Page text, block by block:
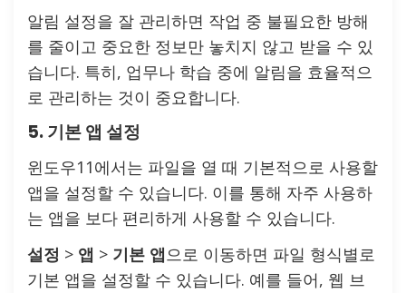
알림 설정을 잘 관리하면 작업 중 불필요한 방해
를 줄이고 중요한 정보만 놓치지 않고 받을 수 있
습니다. 특히, 업무나 학습 중에 알림을 효율적으
로 관리하는 것이 중요합니다.
5. 기본 앱 설정
윈도우11에서는 파일을 열 때 기본적으로 사용할
앱을 설정할 수 있습니다. 이를 통해 자주 사용하
는 앱을 보다 편리하게 사용할 수 있습니다.
설정 > 앱 > 기본 앱으로 이동하면 파일 형식별로
기본 앱을 설정할 수 있습니다. 예를 들어, 웹 브